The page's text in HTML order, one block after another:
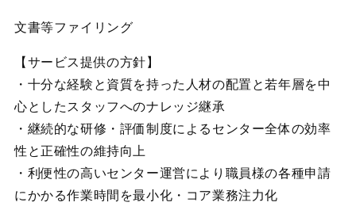
文書等ファイリング
【サービス提供の方針】
・十分な経験と資質を持った人材の配置と若年層を中
心としたスタッフへのナレッジ継承
・継続的な研修・評価制度によるセンター全体の効率
性と正確性の維持向上
・利便性の高いセンター運営により職員様の各種申請
にかかる作業時間を最小化・コア業務注力化